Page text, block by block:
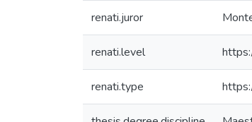
renati.juror
renati.level
renati.type